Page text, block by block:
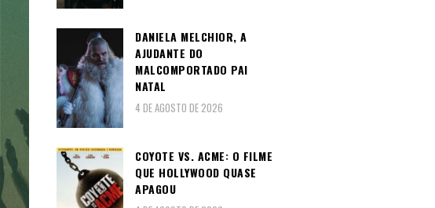
DANIELA MELCHIOR, A
AJUDANTE DO
MALCOMPORTADO PAI
NATAL
4 DE AGOSTO DE 2026
COYOTE VS. ACME: O FILME
QUE HOLLYWOOD QUASE
APAGOU